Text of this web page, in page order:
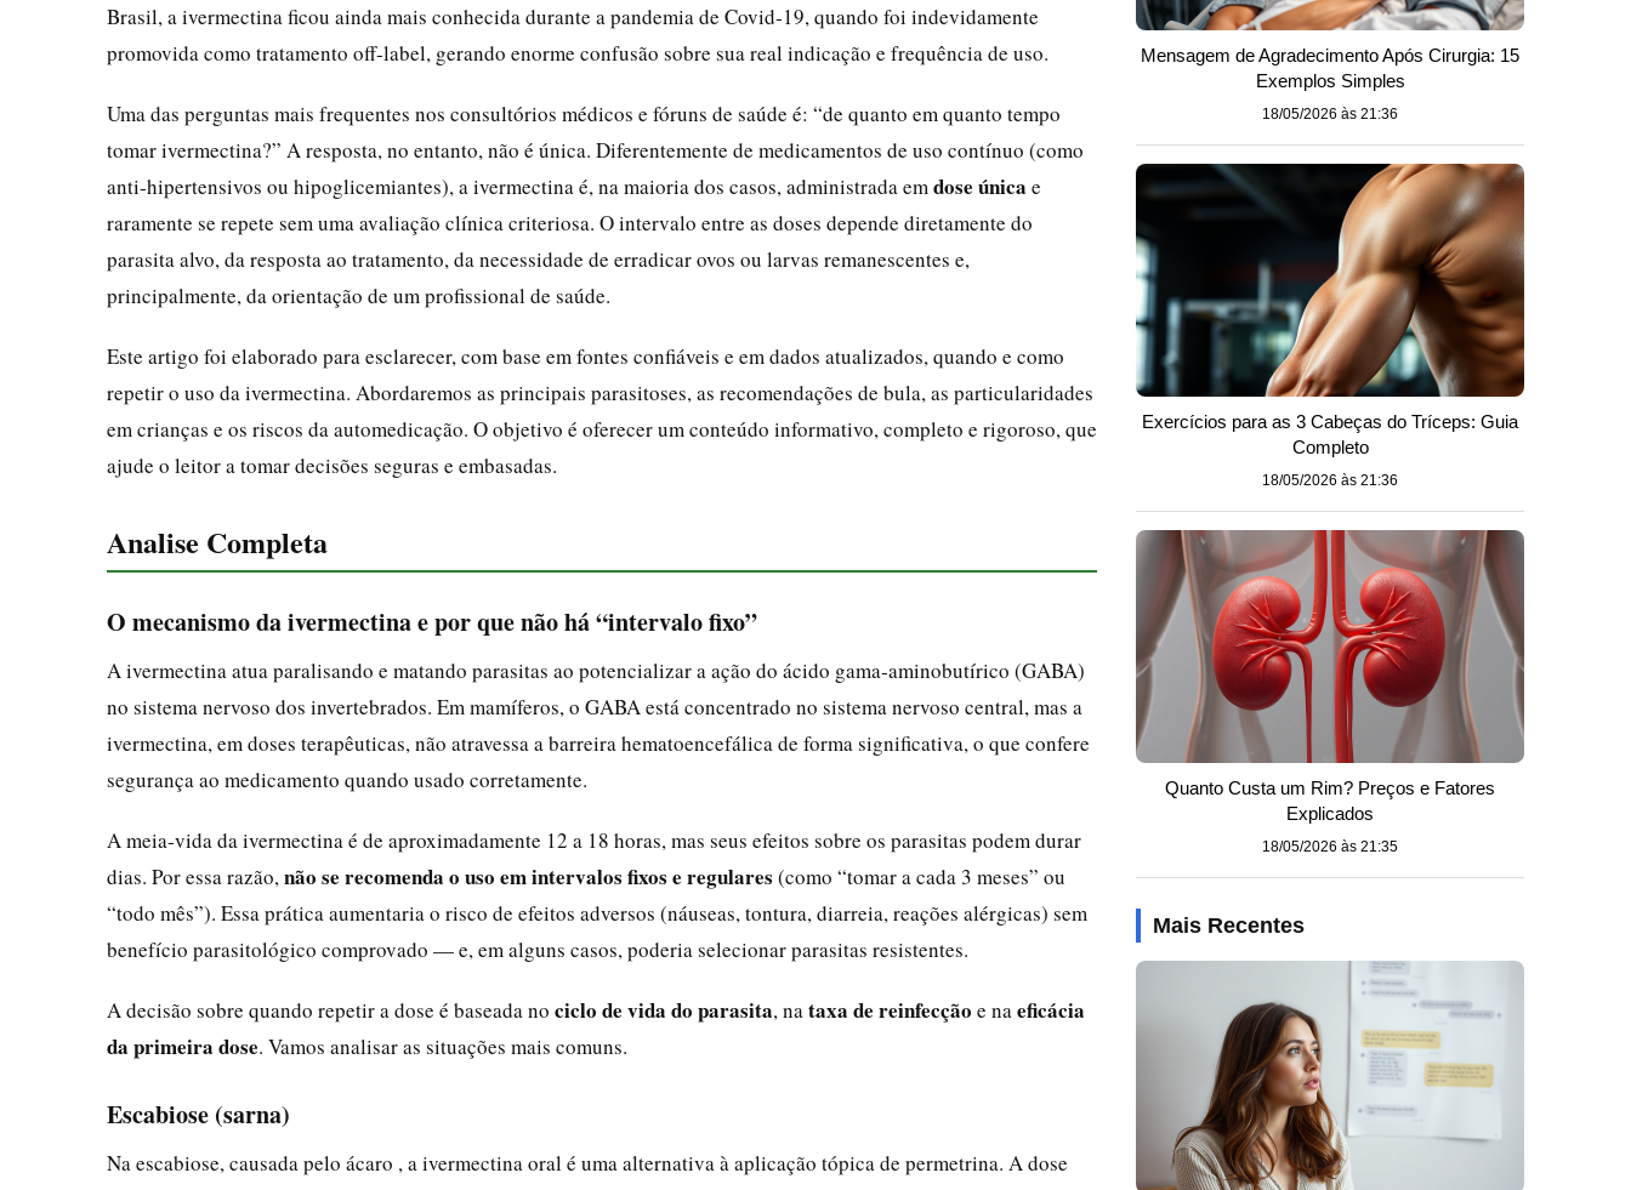
Brasil, a ivermectina ficou ainda mais conhecida durante a pandemia de Covid‑19, quando foi indevidamente
promovida como tratamento off‑label, gerando enorme confusão sobre sua real indicação e frequência de uso.
Uma das perguntas mais frequentes nos consultórios médicos e fóruns de saúde é: “de quanto em quanto tempo
tomar ivermectina?” A resposta, no entanto, não é única. Diferentemente de medicamentos de uso contínuo (como
anti‑hipertensivos ou hipoglicemiantes), a ivermectina é, na maioria dos casos, administrada em dose única e
raramente se repete sem uma avaliação clínica criteriosa. O intervalo entre as doses depende diretamente do
parasita alvo, da resposta ao tratamento, da necessidade de erradicar ovos ou larvas remanescentes e,
principalmente, da orientação de um profissional de saúde.
Este artigo foi elaborado para esclarecer, com base em fontes confiáveis e em dados atualizados, quando e como
repetir o uso da ivermectina. Abordaremos as principais parasitoses, as recomendações de bula, as particularidades
em crianças e os riscos da automedicação. O objetivo é oferecer um conteúdo informativo, completo e rigoroso, que
ajude o leitor a tomar decisões seguras e embasadas.
Analise Completa
O mecanismo da ivermectina e por que não há “intervalo fixo”
A ivermectina atua paralisando e matando parasitas ao potencializar a ação do ácido gama‑aminobutírico (GABA)
no sistema nervoso dos invertebrados. Em mamíferos, o GABA está concentrado no sistema nervoso central, mas a
ivermectina, em doses terapêuticas, não atravessa a barreira hematoencefálica de forma significativa, o que confere
segurança ao medicamento quando usado corretamente.
A meia‑vida da ivermectina é de aproximadamente 12 a 18 horas, mas seus efeitos sobre os parasitas podem durar
dias. Por essa razão, não se recomenda o uso em intervalos fixos e regulares (como “tomar a cada 3 meses” ou
“todo mês”). Essa prática aumentaria o risco de efeitos adversos (náuseas, tontura, diarreia, reações alérgicas) sem
benefício parasitológico comprovado — e, em alguns casos, poderia selecionar parasitas resistentes.
A decisão sobre quando repetir a dose é baseada no ciclo de vida do parasita, na taxa de reinfecção e na eficácia
da primeira dose. Vamos analisar as situações mais comuns.
Escabiose (sarna)
Na escabiose, causada pelo ácaro , a ivermectina oral é uma alternativa à aplicação tópica de permetrina. A dose
Mensagem de Agradecimento Após Cirurgia: 15
Exemplos Simples
18/05/2026 às 21:36
Exercícios para as 3 Cabeças do Tríceps: Guia
Completo
18/05/2026 às 21:36
Quanto Custa um Rim? Preços e Fatores
Explicados
18/05/2026 às 21:35
Mais Recentes